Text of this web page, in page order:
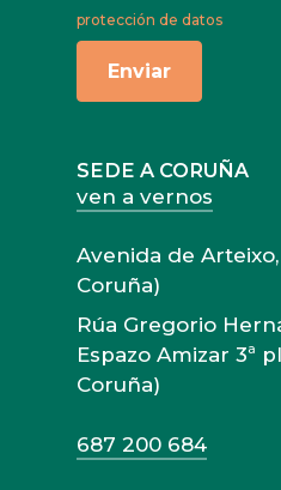
protección de datos
SEDE A CORUÑA
ven a vernos
Avenida de Arteixo,
Coruña)
Rúa Gregorio
Espazo Amizar 3ª
Coruña)
687 200 684